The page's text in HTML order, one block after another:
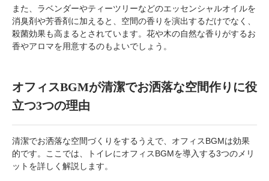
また、ラベンダーやティーツリーなどのエッセンシャルオイルを
消臭剤や芳香剤に加えると、空間の香りを演出するだけでなく、
殺菌効果も高まるとされています。花や木の自然な香りがするお
香やアロマを用意するのもよいでしょう。
オフィスBGMが清潔でお洒落な空間作りに役
立つ3つの理由
清潔でお洒落な空間づくりをするうえで、オフィスBGMは効果
的です。ここでは、トイレにオフィスBGMを導入する3つのメリ
ットを詳しく解説します。